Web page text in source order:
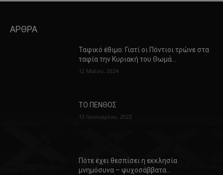
ΑΡΘΡΑ
Ταφικό έθιμο: Γιατί οι Πόντιοι τρώνε στα
ταφία την Κυριακή του Θωμά…
12 Μαΐου, 2024
ΤΟ ΠΕΝΘΟΣ
13 Ιανουαρίου, 2023
Πότε έχει θεσπίσει η εκκλησία
μνημόσυνα – ψυχοσάββατα…